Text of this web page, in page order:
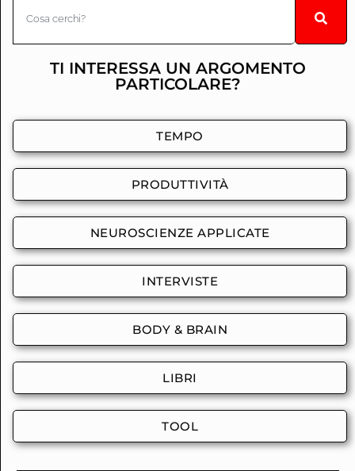
TI INTERESSA UN ARGOMENTO
PARTICOLARE?
TEMPO
PRODUTTIVITÀ
NEUROSCIENZE APPLICATE
INTERVISTE
BODY & BRAIN
LIBRI
TOOL